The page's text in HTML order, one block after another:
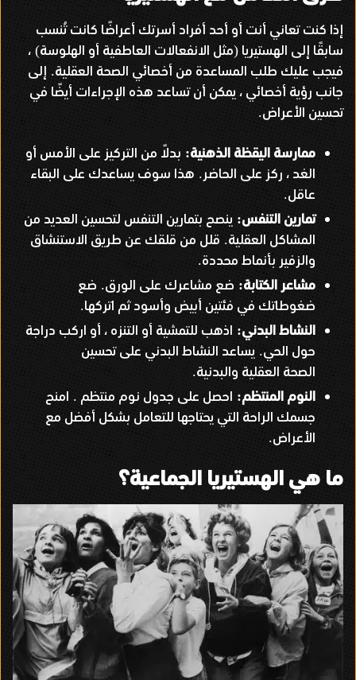
إذا كنت تعاني أنت أو أحد أفراد أسرتك أعراضًا كانت تُنسب
سابقًا إلى الهستيريا (مثل الانفعالات العاطفية أو الهلوسة) ،
فيجب عليك طلب المساعدة من أخصائي الصحة العقلية. إلى
جانب رؤية أخصائي ، يمكن أن تساعد هذه الإجراءات أيضًا في
تحسين الأعراض.
ممارسة اليقظة الذهنية: بدلاً من التركيز على الأمس أو
الغد ، ركز على الحاضر . هذا سوف يساعدك على البقاء
عاقل.
تمارين التنفس: ينصح بتمارين التنفس لتحسين العديد من
المشاكل العقلية. قلل من قلقك عن طريق الاستنشاق
والزفير بأنماط محددة.
مشاعر الكتابة: ضع مشاعرك على الورق. ضع
ضغوطاتك في فئتين أبيض وأسود ثم اتركها.
النشاط البدني: اذهب للتمشية أو التنزه ، أو اركب دراجة
حول الحي. يساعد النشاط البدني على تحسين
الصحة العقلية والبدنية.
النوم المنتظم: احصل على جدول نوم منتظم . امنح
جسمك الراحة التي يحتاجها للتعامل بشكل أفضل مع
الأعراض.
ما هي الهستيريا الجماعية؟